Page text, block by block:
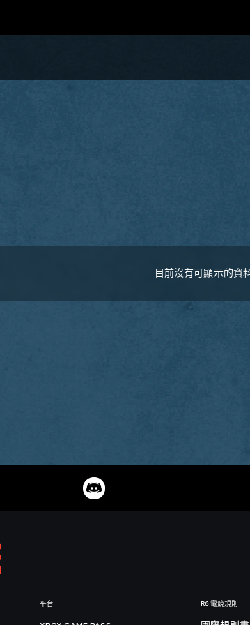
目前沒有可顯示的資
平台 R6 電競規則